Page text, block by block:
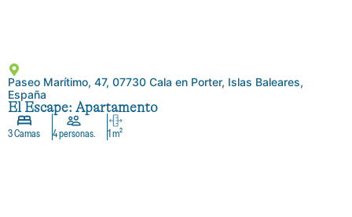
Paseo Marítimo, 47, 07730 Cala en Porter, Islas Baleares,
España
El Escape: Apartamento
3 Camas 4 personas. 1 m²